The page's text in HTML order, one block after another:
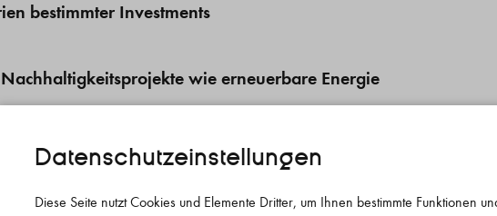
bestimmter Investments
wie erneuerbare Energie
auf Nachhaltigkeit von nicht handelbaren Anlagen
handelbaren Anlagen wie Anleihen
Datenschutz­einstellungen
Diese Seite nutzt Cookies und Elemente Dritter, um Ihnen bestimmte Funktionen